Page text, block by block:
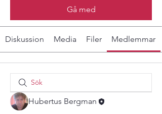
Gå med
Diskussion Media Filer Medlemmar
Hubertus Bergman